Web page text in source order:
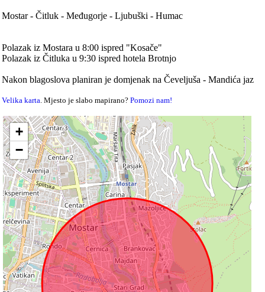
Mostar - Čitluk - Međugorje - Ljubuški - Humac
Polazak iz Mostara u 8:00 ispred "Kosače"
Polazak iz Čitluka u 9:30 ispred hotela Brotnjo
Nakon blagoslova planiran je domjenak na Čeveljuša - Mandića jaz
Velika karta . Mjesto je slabo mapirano?Pomozi nam!
+
−